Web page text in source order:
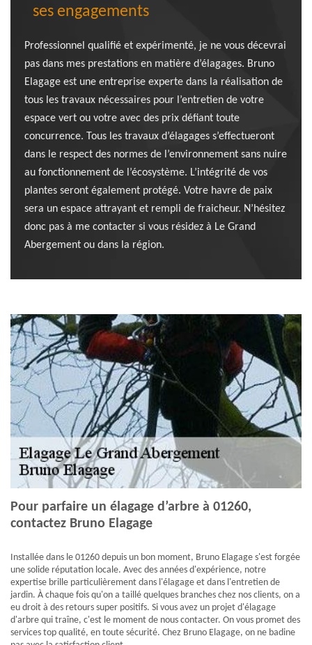
ses engagements
Professionnel qualifié et expérimenté, je ne vous décevrai
pas dans mes prestations en matière d’élagages. Bruno
Elagage est une entreprise experte dans la réalisation de
tous les travaux nécessaires pour l’entretien de votre
espace vert ou votre avec des prix défiant toute
concurrence. Tous les travaux d’élagages s’effectueront
dans le respect des normes de l’environnement sans nuire
au fonctionnement de l’écosystème. L’intégrité de vos
plantes seront également protégé. Votre havre de paix
sera un espace attrayant et rempli de fraicheur. N’hésitez
donc pas à me contacter si vous résidez à Le Grand
Abergement ou dans la région.
Pour parfaire un élagage d’arbre à 01260,
contactez Bruno Elagage
Installée dans le 01260 depuis un bon moment, Bruno Elagage s'est forgée
une solide réputation locale. Avec des années d'expérience, notre
expertise brille particulièrement dans l'élagage et dans l'entretien de
jardin. À chaque fois qu'on a taillé quelques branches chez nos clients, on a
eu droit à des retours super positifs. Si vous avez un projet d'élagage
d'arbre qui traîne, c'est le moment de nous contacter. On vous promet des
services top qualité, en toute sécurité. Chez Bruno Elagage, on ne badine